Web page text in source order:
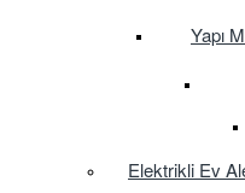
Yapı
Elektrikli Ev